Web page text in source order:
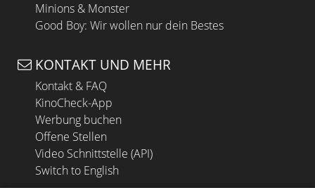
Minions & Monster
Good Boy: Wir wollen nur dein Bestes
KONTAKT UND MEHR
Kontakt & FAQ
KinoCheck-App
Werbung buchen
Offene Stellen
Video Schnittstelle (API)
Switch to English